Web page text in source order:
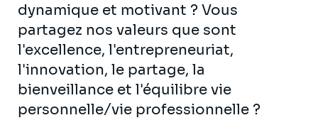
dynamique et motivant ? Vous
partagez nos valeurs que sont
l'excellence, l'entrepreneuriat,
l'innovation, le partage, la
bienveillance et l'équilibre vie
personnelle/vie professionnelle ?